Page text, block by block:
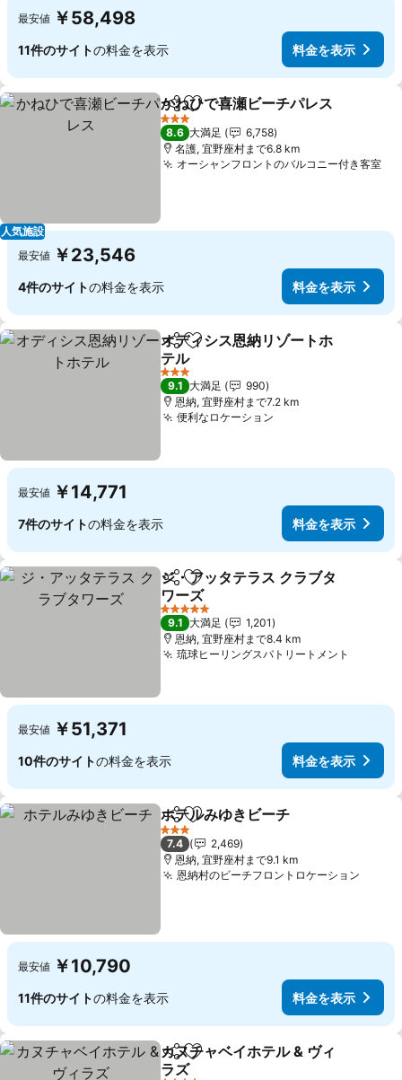
最安値 ￥58,498
11件のサイトの料金を表示 料金を表示
人気施設
シェアお気に入りに追加
かねひで喜瀬ビーチパレス
3 ホテルのランク
8.6 大満足
6,758
名護, 宜野座村まで6.8 km
オーシャンフロントのバルコニー付き客室料
最安値 ￥23,546
4件のサイトの料金を表示 料金を表示
シェアお気に入りに追加
オディシス恩納リゾートホ
テル
料金を表示
3 ホテルのランク
9.1 大満足
990
恩納, 宜野座村まで7.2 km
便利なロケーション
最安値 ￥14,771
7件のサイトの料金を表示 料金を表示
シェアお気に入りに追加
ジ・アッタテラス クラブタ
ワーズ
料金を表示
5 ホテルのランク
9.1 大満足
1,201
恩納, 宜野座村まで8.4 km
琉球ヒーリングスパトリートメント
最安値 ￥51,371
10件のサイトの料金を表示 料金を表示
シェアお気に入りに追加
ホテルみゆきビーチ
3 ホテルのランク
7.4
2,469
恩納, 宜野座村まで9.1 km
恩納村のビーチフロントロケーション
最安値 ￥10,790
11件のサイトの料金を表示 料金を表示
シェアお気に入りに追加
カヌチャベイホテル & ヴィ
ラズ